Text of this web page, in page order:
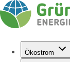
Ökostrom